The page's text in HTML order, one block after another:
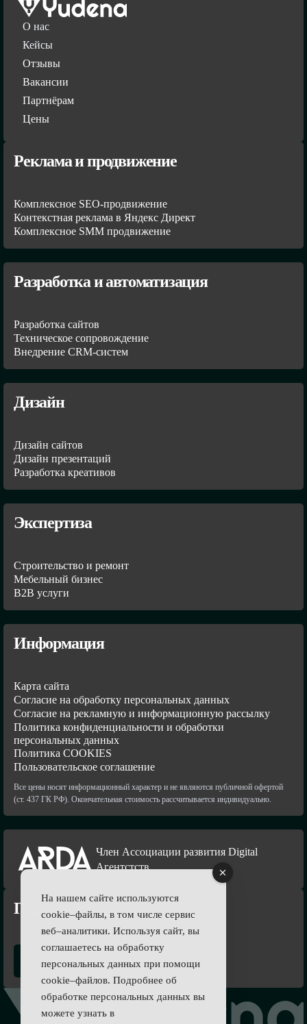
О нас
Кейсы
Отзывы
Вакансии
Партнёрам
Цены
Реклама и продвижение
Комплексное SEO-продвижение
Контекстная реклама в Яндекс Директ
Комплексное SMM продвижение
Разработка и автоматизация
Разработка сайтов
Техническое сопровождение
Внедрение CRM-систем
Дизайн
Дизайн сайтов
Дизайн презентаций
Разработка креативов
Экспертиза
Строительство и ремонт
Мебельный бизнес
В2В услуги
Информация
Карта сайта
Согласие на обработку персональных данных
Согласие на рекламную и информационную рассылку
Политика конфиденциальности и обработки
персональных данных
Политика COOKIES
Пользовательское соглашение
Все цены носят информационный характер и не являются публичной офертой
(ст. 437 ГК РФ). Окончательная стоимость рассчитывается индивидуально.
Член Ассоциации развития Digital
Агентстств
Подпишись
На нашем сайте используются
cookie–файлы, в том числе сервис
веб–аналитики. Используя сайт, вы
соглашаетесь на обработку
персональных данных при помощи
cookie–файлов. Подробнее об
обработке персональных данных вы
можете узнать в